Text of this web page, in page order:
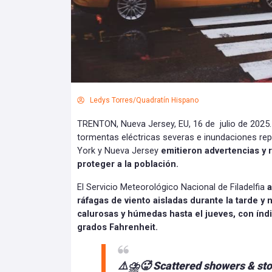
Ledys Torres/Quadratín Hispano
TRENTON, Nueva Jersey, EU, 16 de julio de
tormentas eléctricas severas e inundaciones
York y Nueva Jersey emitieron advertencias y
proteger a la población.
El Servicio Meteorológico Nacional de Filadelfia
ráfagas de viento aisladas durante la tarde y
calurosas y húmedas hasta el jueves, con
grados Fahrenheit.
⚠️⛈️🥵 Scattered showers &